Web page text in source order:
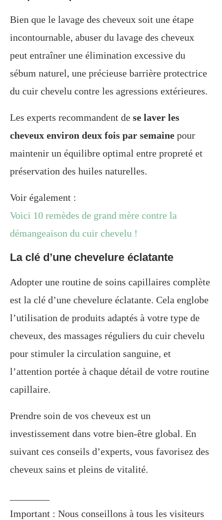
Bien que le lavage des cheveux soit une étape
incontournable, abuser du lavage des cheveux
peut entraîner une élimination excessive du
sébum naturel, une précieuse barrière protectrice
du cuir chevelu contre les agressions extérieures.
Les experts recommandent de se laver les
cheveux environ deux fois par semaine pour
maintenir un équilibre optimal entre propreté et
préservation des huiles naturelles.
Voir également :
Voici 10 remèdes de grand mère contre la
démangeaison du cuir chevelu !
La clé d’une chevelure éclatante
Adopter une routine de soins capillaires complète
est la clé d’une chevelure éclatante. Cela englobe
l’utilisation de produits adaptés à votre type de
cheveux, des massages réguliers du cuir chevelu
pour stimuler la circulation sanguine, et
l’attention portée à chaque détail de votre routine
capillaire.
Prendre soin de vos cheveux est un
investissement dans votre bien-être global. En
suivant ces conseils d’experts, vous favorisez des
cheveux sains et pleins de vitalité.
Important : Nous conseillons à tous les visiteurs